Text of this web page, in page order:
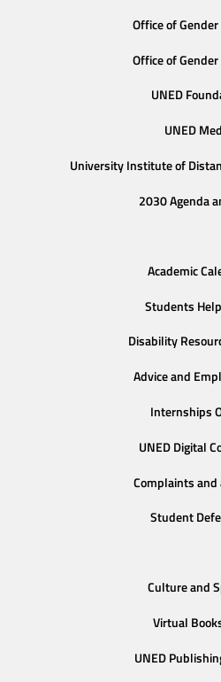
Office of
Office of
UNED
UNED
University Institute of
2030 Agenda
Academic
Students
Disability
Advice and
Internships
UNED Digital
Complaints and
Student
Culture and
Virtual
UNED